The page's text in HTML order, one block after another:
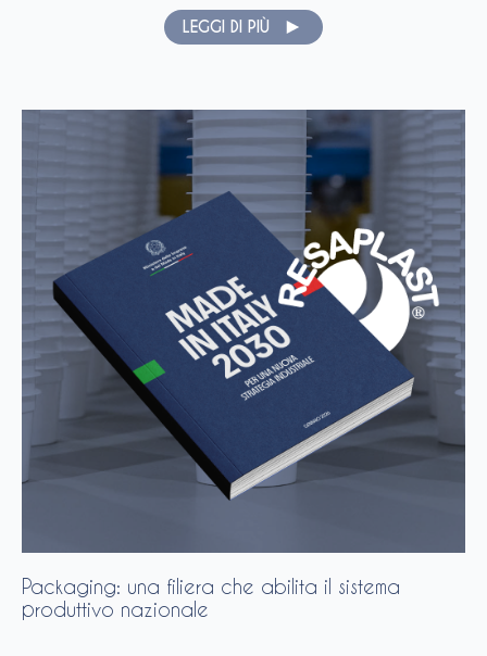
LEGGI DI PIÙ
Packaging: una filiera che abilita il sistema
produttivo nazionale